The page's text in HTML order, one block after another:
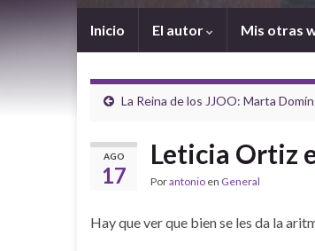
Inicio El autor Mis otras
La Reina de los JJOO: Marta
AGO
17
Leticia Ortiz
Porantonio en General
Hay que ver que bien se les da la